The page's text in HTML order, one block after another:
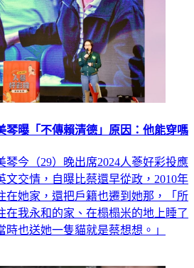
曝「不傳賴清德」原因：他能穿嗎
琴今（29）晚出席2024人蔘好彩投應
文交情，自曝比蔡還早從政，2010年
在她家，還把戶籍也遷到她那，「所
在我永和的家、在榻榻米的地上睡了
也送她一隻貓就是蔡想想。」